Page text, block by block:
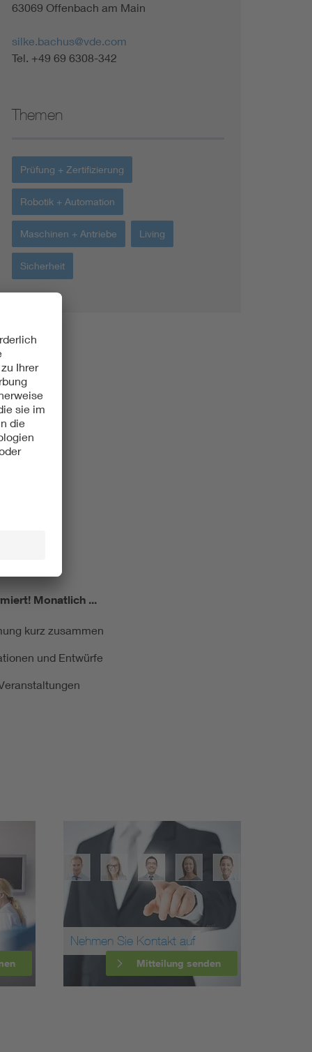
63069 Offenbach am Main
silke.bachus@vde.com
Tel. +49 69 6308-342
Themen
Prüfung + Zertifizierung
Robotik + Automation
Maschinen + Antriebe Living
Sicherheit
Monatlich ...
kurz zusammen
und Entwürfe
Nehmen Sie Kontakt auf
Mitteilung senden